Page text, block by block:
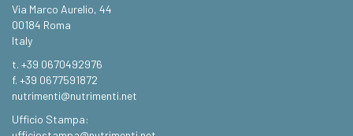
Via Marco Aurelio, 44
00184 Roma
Italy
t. +39 0670492976
f. +39 0677591872
nutrimenti@nutrimenti.net
Ufficio Stampa: